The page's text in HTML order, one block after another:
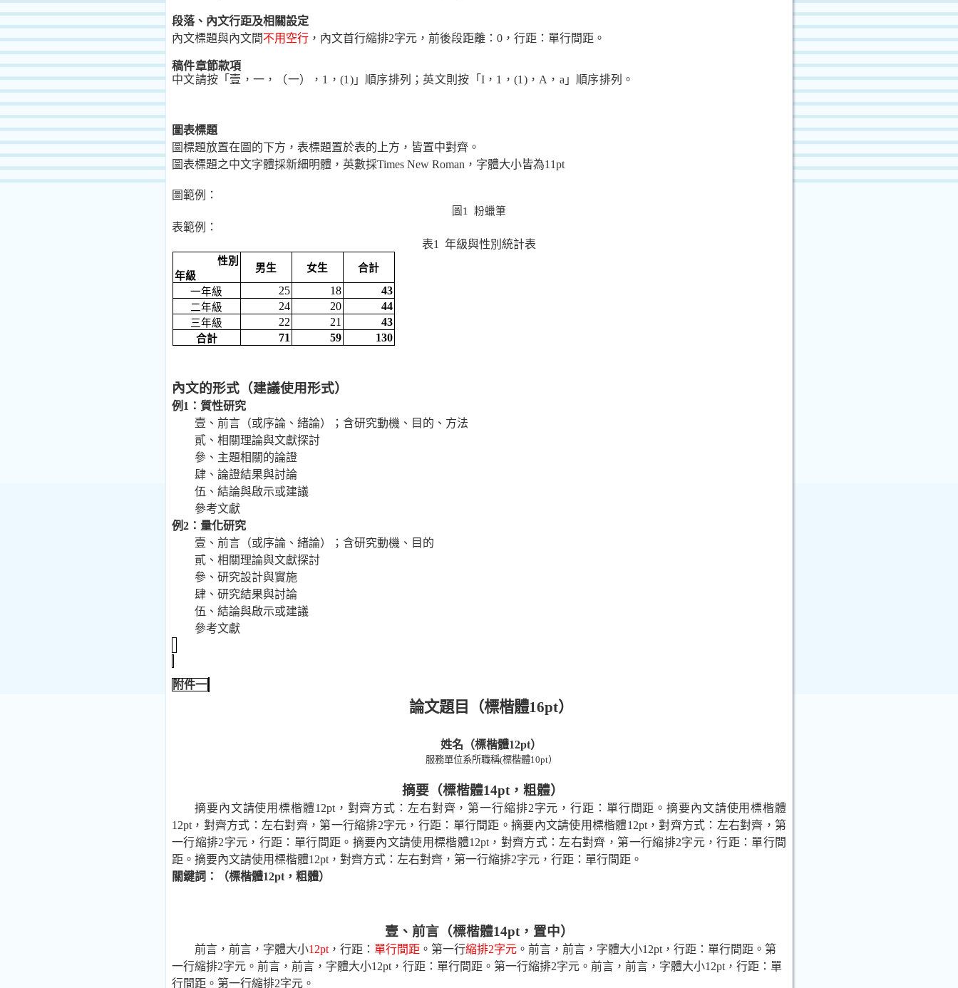
段落、內文行距及相關設定
內文標題與內文間不用空行 ，內文首行縮排2字元，前後段距離： 0 ，行距：單行間距。
稿件章節款項
中文請按「壹，一，（一）， 1 ，(1 )」順序排列；英文則按「 Ι ， 1 ， (1 )， A ， a 」順序排列。
圖表標題
圖標題放置在圖的下方，表標題置於表的上方，皆置中對齊。
圖表標題之中文字體採新細明體，英數採Times New Roman ，字體大小皆為11pt
圖範例：
圖 1 粉蠟筆
表範例：
表1 年級與性別統計表
性別
年級
男生 女生 合計
一年級 25 18 43
二年級 24 20 44
三年級 22 21 43
合計 71 59 130
內文的形式（建議使用形式）
例 1 ：質性研究
壹、前言（或序論、緒論）；含研究動機、目的、方法
貳、相關理論與文獻探討
參、主題相關的論證
肆、論證結果與討論
伍、結論與啟示或建議
參考文獻
例2 ：量化研究
壹、前言（或序論、緒論）；含研究動機、目的
貳、相關理論與文獻探討
參、研究設計與實施
肆、研究結果與討論
伍、結論與啟示或建議
參考文獻
附件一
論文題目（標楷體16pt）
姓名（標楷體12pt）
服務單位系所職稱(標楷體10pt）
摘要（標楷體14pt，粗體）
摘要內文請使用標楷體12pt，對齊方式：左右對齊，第一行縮排2字元，行距：單行間距。摘要內文請使用標楷體
12pt ，對齊方式：左右對齊，第一行縮排2字元，行距：單行間距。摘要內文請使用標楷體12pt，對齊方式：左右對齊，第
一行縮排2字元，行距：單行間距。摘要內文請使用標楷體12pt ，對齊方式：左右對齊，第一行縮排2字元，行距：單行間
距。摘要內文請使用標楷體12pt ，對齊方式：左右對齊，第一行縮排2字元，行距：單行間距。
關鍵詞：（標楷體12pt ，粗體）
壹、前言（標楷體14pt，置中）
前言，前言，字體大小12pt ，行距： 單行間距 。第一行縮排2字元 。前言， 前言，字體大小12pt ，行距：單行間距。第
一行縮排2字元。前言，前言，字體大小12pt ，行距：單行間距。第一行縮排2字元。前言，前言，字體大小12pt ，行距：單
行間距。第一行縮排2字元。